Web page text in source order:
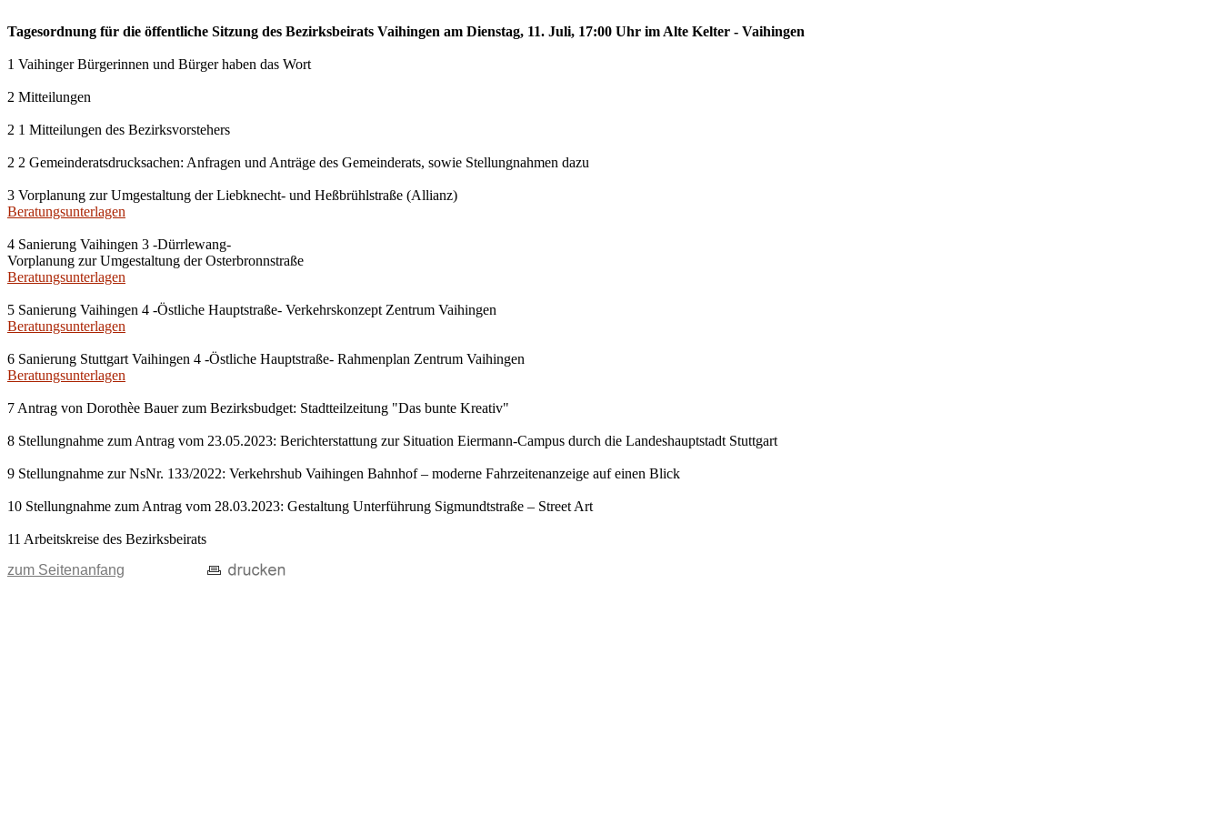
Tagesordnung für die öffentliche Sitzung des Bezirksbeirats Vaihingen am Dienstag, 11. Juli, 17:00 Uhr im Alte Kelter - Vaihingen
1 Vaihinger Bürgerinnen und Bürger haben das Wort
2 Mitteilungen
2 1 Mitteilungen des Bezirksvorstehers
2 2 Gemeinderatsdrucksachen: Anfragen und Anträge des Gemeinderats, sowie Stellungnahmen dazu
3 Vorplanung zur Umgestaltung der Liebknecht- und Heßbrühlstraße (Allianz)
Beratungsunterlagen
4 Sanierung Vaihingen 3 -Dürrlewang-
Vorplanung zur Umgestaltung der Osterbronnstraße
Beratungsunterlagen
5 Sanierung Vaihingen 4 -Östliche Hauptstraße- Verkehrskonzept Zentrum Vaihingen
Beratungsunterlagen
6 Sanierung Stuttgart Vaihingen 4 -Östliche Hauptstraße- Rahmenplan Zentrum Vaihingen
Beratungsunterlagen
7 Antrag von Dorothèe Bauer zum Bezirksbudget: Stadtteilzeitung "Das bunte Kreativ"
8 Stellungnahme zum Antrag vom 23.05.2023: Berichterstattung zur Situation Eiermann-Campus durch die Landeshauptstadt Stuttgart
9 Stellungnahme zur NsNr. 133/2022: Verkehrshub Vaihingen Bahnhof – moderne Fahrzeitenanzeige auf einen Blick
10 Stellungnahme zum Antrag vom 28.03.2023: Gestaltung Unterführung Sigmundtstraße – Street Art
11 Arbeitskreise des Bezirksbeirats
zum Seitenanfang